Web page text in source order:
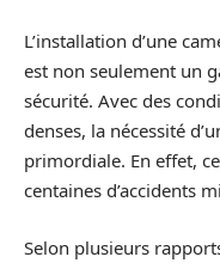
L’installation d’une
est non seulement un
sécurité. Avec des
denses, la nécessité
primordiale. En effet,
centaines d’accidents
Selon plusieurs